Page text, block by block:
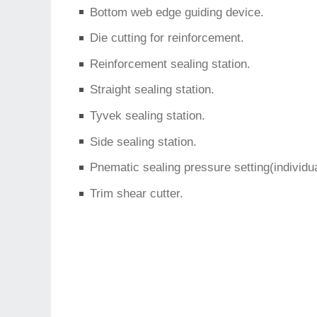
Bottom web edge guiding device.
Die cutting for reinforcement.
Reinforcement sealing station.
Straight sealing station.
Tyvek sealing station.
Side sealing station.
Pnematic sealing pressure
Trim shear cutter.